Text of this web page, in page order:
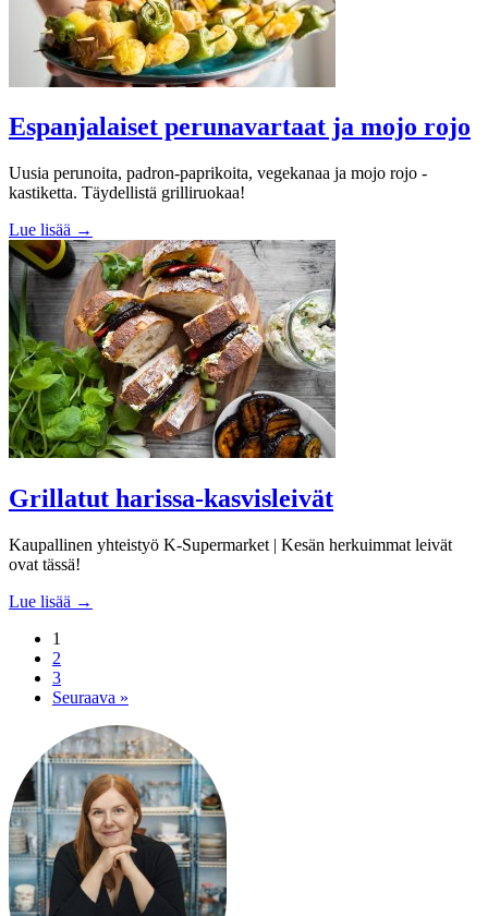
Espanjalaiset perunavartaat ja mojo rojo
Uusia perunoita, padron-paprikoita, vegekanaa ja mojo rojo -
kastiketta. Täydellistä grilliruokaa!
Lue lisää →
Grillatut harissa-kasvisleivät
Kaupallinen yhteistyö K-Supermarket | Kesän herkuimmat leivät
ovat tässä!
Lue lisää →
1
2
3
Seuraava »